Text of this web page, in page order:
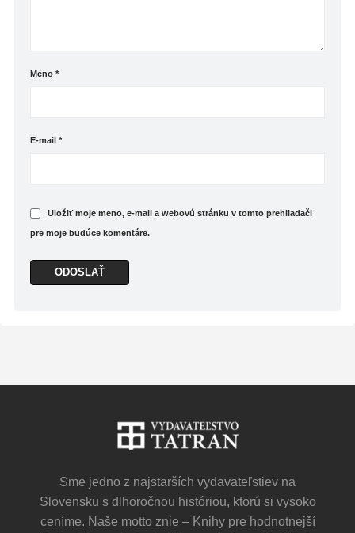
Meno*
E-mail*
Uložiť moje meno, e-mail a webovú stránku v tomto prehliadači
pre moje budúce komentáre.
Sme jedno z najstarších vydavateľstiev na
Slovensku s dlhoročnou históriou, ktorú si vysoko
ceníme. Naše motto znie – Knihy pre hodnotnejší